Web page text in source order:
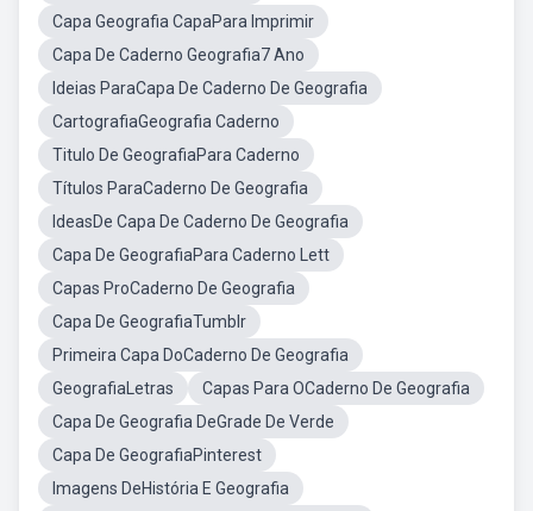
Capa Geografia CapaPara Imprimir
Capa De Caderno Geografia7 Ano
Ideias ParaCapa De Caderno De Geografia
CartografiaGeografia Caderno
Titulo De GeografiaPara Caderno
Títulos ParaCaderno De Geografia
IdeasDe Capa De Caderno De Geografia
Capa De GeografiaPara Caderno Lett
Capas ProCaderno De Geografia
Capa De GeografiaTumblr
Primeira Capa DoCaderno De Geografia
GeografiaLetras
Capas Para OCaderno De Geografia
Capa De Geografia DeGrade De Verde
Capa De GeografiaPinterest
Imagens DeHistória E Geografia